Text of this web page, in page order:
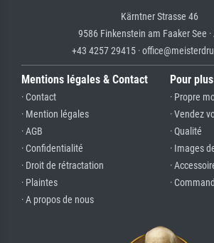
Kärntner Strasse 46
9586 Finkenstein am Faaker See ·
+43 4257 29415 ·
Mentions légales & Contact
· Contact
· Mention légales
· AGB
· Confidentialité
· Droit de rétractation
· Plaintes
· A propos de nous
Pour
· Propre
· Vendez
· Qualité
· Images
·
·